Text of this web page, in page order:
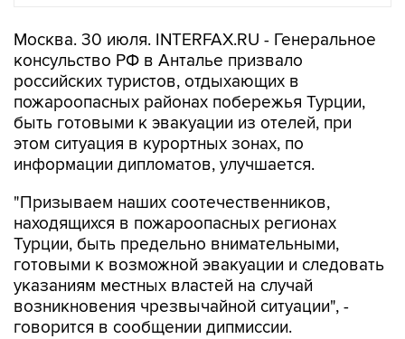
Москва. 30 июля. INTERFAX.RU - Генеральное
консульство РФ в Анталье призвало
российских туристов, отдыхающих в
пожароопасных районах побережья Турции,
быть готовыми к эвакуации из отелей, при
этом ситуация в курортных зонах, по
информации дипломатов, улучшается.
"Призываем наших соотечественников,
находящихся в пожароопасных регионах
Турции, быть предельно внимательными,
готовыми к возможной эвакуации и следовать
указаниям местных властей на случай
возникновения чрезвычайной ситуации", -
говорится в сообщении дипмиссии.